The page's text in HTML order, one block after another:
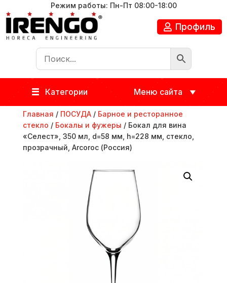
Режим работы: Пн-Пт 08:00-18:00
Профиль
Категории Меню сайта
Главная / ПОСУДА/ Барное и ресторанное
стекло / Бокалы и фужеры / Бокал для вина
«Селест», 350 мл, d=58 мм, h=228 мм, стекло,
прозрачный, Arcoroc (Россия)